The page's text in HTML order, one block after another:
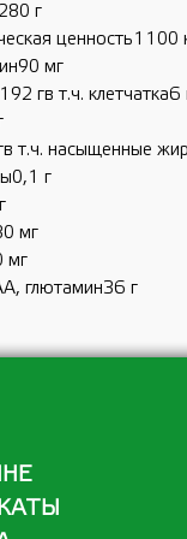
г
ценность1100
мг
гв т.ч. клетчатка6
т.ч. насыщенные
г
мг
мг
глютамин36 г